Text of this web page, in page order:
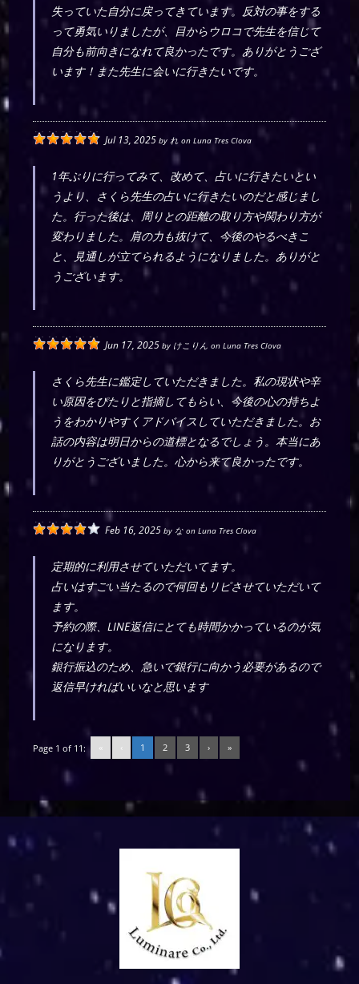
失っていた自分に戻ってきています。反対の事をする
って勇気いりましたが、目からウロコで先生を信じて
自分も前向きになれて良かったです。ありがとうござ
います！また先生に会いに行きたいです。
Jul 13, 2025 byれ onLuna Tres Clova
1年ぶりに行ってみて、改めて、占いに行きたいとい
うより、さくら先生の占いに行きたいのだと感じまし
た。行った後は、周りとの距離の取り方や関わり方が
変わりました。肩の力も抜けて、今後のやるべきこ
と、見通しが立てられるようになりました。ありがと
うございます。
Jun 17, 2025 by けこりん onLuna Tres Clova
さくら先生に鑑定していただきました。私の現状や辛
い原因をぴたりと指摘してもらい、今後の心の持ちよ
うをわかりやすくアドバイスしていただきました。お
話の内容は明日からの道標となるでしょう。本当にあ
りがとうございました。心から来て良かったです。
Feb 16, 2025 by な onLuna Tres Clova
定期的に利用させていただいてます。
占いはすごい当たるので何回もリピさせていただいて
ます。
予約の際、LINE返信にとても時間かかっているのが気
になります。
銀行振込のため、急いで銀行に向かう必要があるので
返信早ければいいなと思います
Page 1 of 11: « ‹ 1 2 3 › »